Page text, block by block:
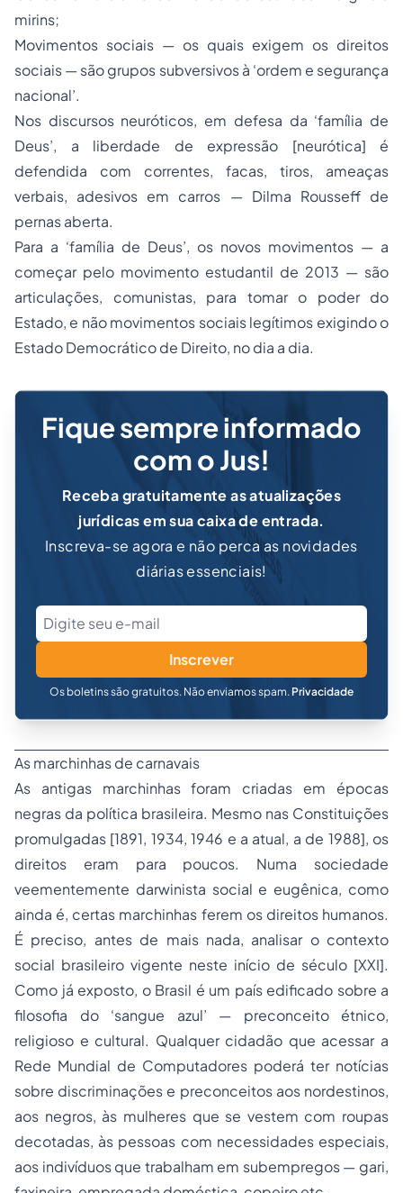
mirins;
Movimentos sociais — os quais exigem os direitos
sociais — são grupos subversivos à ‘ordem e segurança
nacional’.
Nos discursos neuróticos, em defesa da ‘família de
Deus’, a liberdade de expressão [neurótica] é
defendida com correntes, facas, tiros, ameaças
verbais, adesivos em carros — Dilma Rousseff de
pernas aberta.
Para a ‘família de Deus’, os novos movimentos — a
começar pelo movimento estudantil de 2013 — são
articulações, comunistas, para tomar o poder do
Estado, e não movimentos sociais legítimos exigindo o
Estado Democrático de Direito, no dia a dia.
Fique sempre informado
com o Jus!
Receba gratuitamente as atualizações
jurídicas em sua caixa de entrada.
Inscreva-se agora e não perca as novidades
diárias essenciais!
Inscrever
Os boletins são gratuitos. Não enviamos spam. Privacidade
As marchinhas de carnavais
As antigas marchinhas foram criadas em épocas
negras da política brasileira. Mesmo nas Constituições
promulgadas [1891, 1934, 1946 e a atual, a de 1988], os
direitos eram para poucos. Numa sociedade
veementemente darwinista social e eugênica, como
ainda é, certas marchinhas ferem os direitos humanos.
É preciso, antes de mais nada, analisar o contexto
social brasileiro vigente neste início de século [XXI].
Como já exposto, o Brasil é um país edificado sobre a
filosofia do ‘sangue azul’ — preconceito étnico,
religioso e cultural. Qualquer cidadão que acessar a
Rede Mundial de Computadores poderá ter notícias
sobre discriminações e preconceitos aos nordestinos,
aos negros, às mulheres que se vestem com roupas
decotadas, às pessoas com necessidades especiais,
aos indivíduos que trabalham em subempregos — gari,